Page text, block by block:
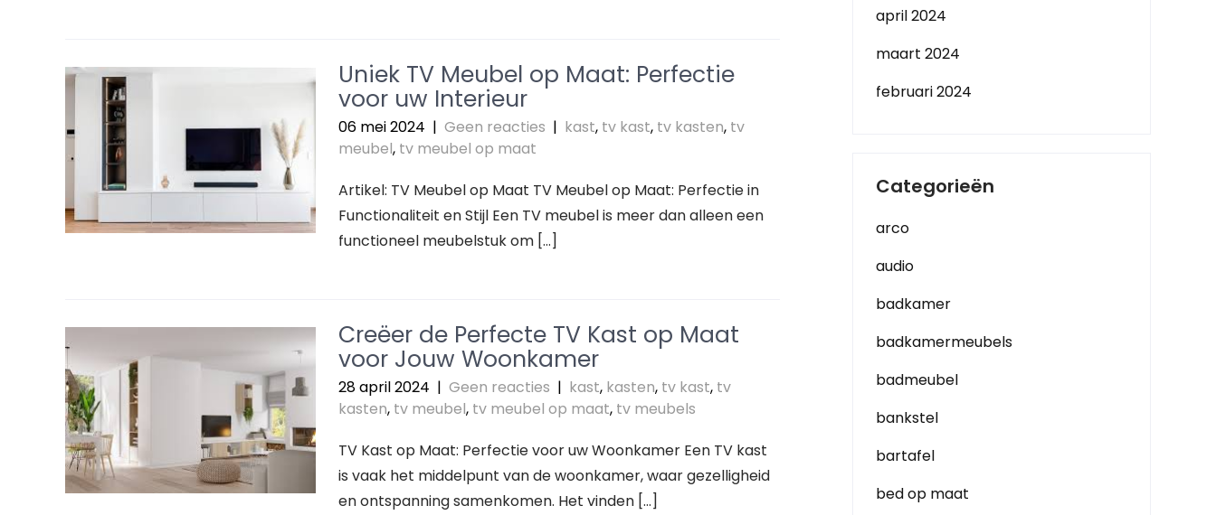
Uniek TV Meubel op Maat: Perfectie
voor uw Interieur
06 mei 2024 | Geen reacties | kast, tv kast, tv kasten, tv
meubel, tv meubel op maat
Artikel: TV Meubel op Maat TV Meubel op Maat: Perfectie in
Functionaliteit en Stijl Een TV meubel is meer dan alleen een
functioneel meubelstuk om […]
Creëer de Perfecte TV Kast op Maat
voor Jouw Woonkamer
28 april 2024 | Geen reacties | kast, kasten, tv kast, tv
kasten, tv meubel, tv meubel op maat, tv meubels
TV Kast op Maat: Perfectie voor uw Woonkamer Een TV kast
is vaak het middelpunt van de woonkamer, waar gezelligheid
en ontspanning samenkomen. Het vinden […]
april 2024
maart 2024
februari 2024
Categorieën
arco
audio
badkamer
badkamermeubels
badmeubel
bankstel
bartafel
bed op maat